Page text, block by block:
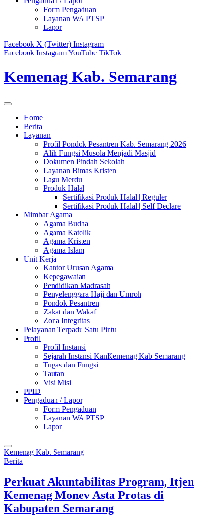
Form Pengaduan
Layanan WA PTSP
Lapor
Facebook X (Twitter) Instagram
Facebook InstagramYouTube TikTok
Kemenag Kab. Semarang
Home
Berita
Layanan
Profil Pondok Pesantren Kab. Semarang 2026
Alih Fungsi Musola Menjadi Masjid
Dokumen Pindah Sekolah
Layanan Bimas Kristen
Lagu Merdu
Produk Halal
Sertifikasi Produk Halal | Reguler
Sertifikasi Produk Halal | Self Declare
Mimbar Agama
Agama Budha
Agama Katolik
Agama Kristen
Agama Islam
Unit Kerja
Kantor Urusan Agama
Kepegawaian
Pendidikan Madrasah
Penyelenggara Haji dan Umroh
Pondok Pesantren
Zakat dan Wakaf
Zona Integritas
Pelayanan Terpadu Satu Pintu
Profil
Profil Instansi
Sejarah Instansi KanKemenag Kab Semarang
Tugas dan Fungsi
Tautan
Visi Misi
PPID
Pengaduan / Lapor
Form Pengaduan
Layanan WA PTSP
Lapor
Kemenag Kab. Semarang
Berita
Perkuat Akuntabilitas Program, Itjen
Kemenag Monev Asta Protas di
Kabupaten Semarang